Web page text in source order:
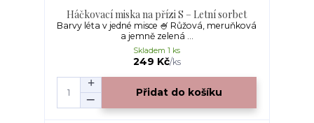
Háčkovací miska na přízi S – Letní sorbet
Barvy léta v jedné misce 🍧 Růžová, meruňková
a jemně zelená ...
249 Kč/ks
Skladem 1 ks
Přidat do košíku